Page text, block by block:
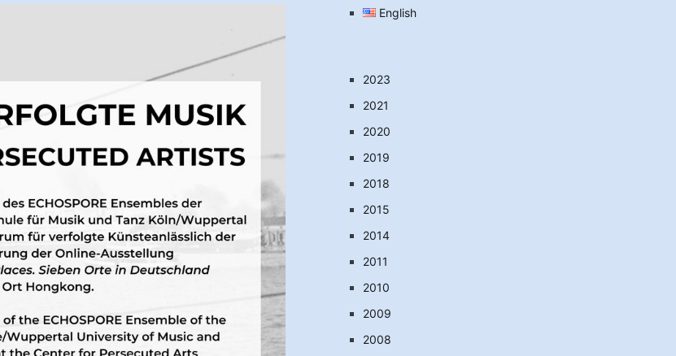
English
2023
2021
2020
2019
2018
2015
2014
2011
2010
2009
2008